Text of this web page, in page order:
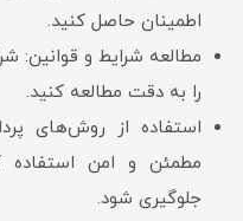
اطمینان حاصل کنید.
مطالعه شرایط و قوانین:
را به دقت مطالعه کنید.
استفاده از روش‌های
مطمئن و امن استفاده
جلوگیری شود.